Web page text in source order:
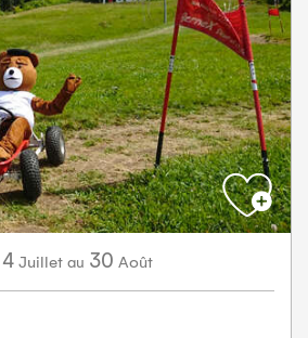
4 Juillet au 30 Août